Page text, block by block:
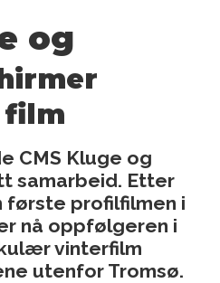
og
film
CMS Kluge og
samarbeid. Etter
første profilfilmen i
nå oppfølgeren i
vinterfilm
utenfor Tromsø.